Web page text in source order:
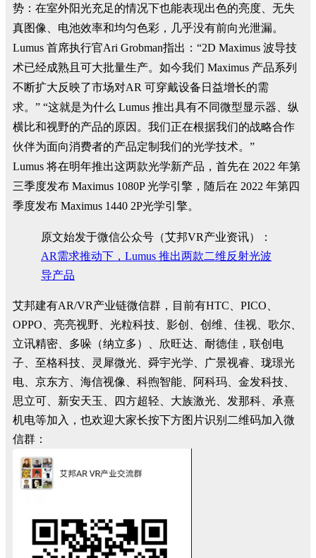
势：在室外阳光充足的情况下也能表现出色的亮度、无失
真图像、电池效率和均匀色彩，几乎没有前向光泄漏。
Lumus 首席执行官Ari Grobman指出：“2D Maximus 波导技
术已经成熟且可大批量生产。如今我们 Maximus 产品系列
不断扩大反映了市场对AR 可穿戴设备日益增长的需
求。” “这就是为什么 Lumus 推出具有不同微型显示器、纵
横比和视野的产品的原因。我们正在根据我们的战略合作
伙伴为面向消费者的产品定制我们的光学技术。”
Lumus 将在明年推出这两款光学新产品，首先在 2022 年第
三季度发布 Maximus 1080P 光学引擎，随后在 2022 年第四
季度发布 Maximus 1440 2P光学引擎。
原文始发于微信公众号（艾邦VR产业资讯）：
AR需求推动下，Lumus 推出两款二维反射光波
导产品
艾邦建有AR/VR产业链微信群，目前有HTC、PICO、
OPPO、亮亮视野、光粒科技、影创、创维、佳视、歌尔、
立讯精密、多哚（纳立多）、欣旺达、耐德佳，联创电
子、至格科技、灵犀微光、舜宇光学、广景视睿、珑璟光
电、京东方、海信视像、科煦智能、阿科玛、金发科技、
思立可、新安天玉、四方超轻、大族激光、发那科、承熹
机电等加入，也欢迎大家长按下方图片识别二维码加入微
信群：